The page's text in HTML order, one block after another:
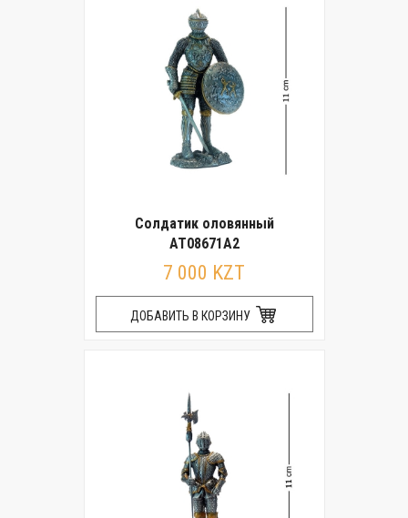
Солдатик оловянный
AT08671A2
7 000 KZT
ДОБАВИТЬ В КОРЗИНУ